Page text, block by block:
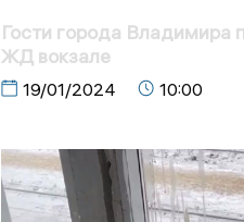
Гости города Владимира
ЖД вокзале
19/01/2024 10:00